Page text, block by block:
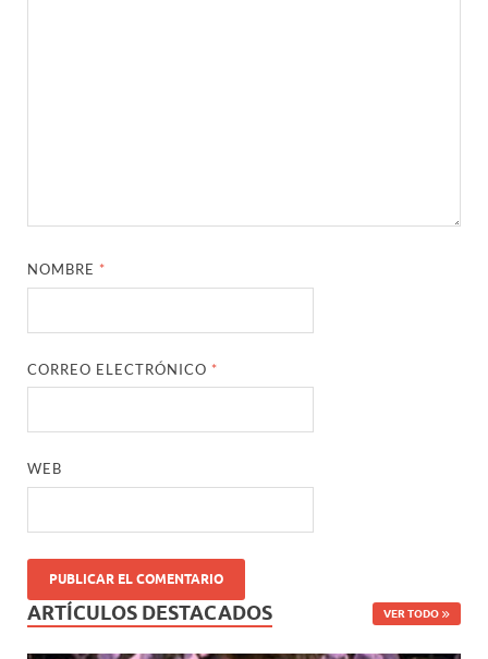
NOMBRE *
CORREO ELECTRÓNICO *
WEB
ARTÍCULOS DESTACADOS VER TODO